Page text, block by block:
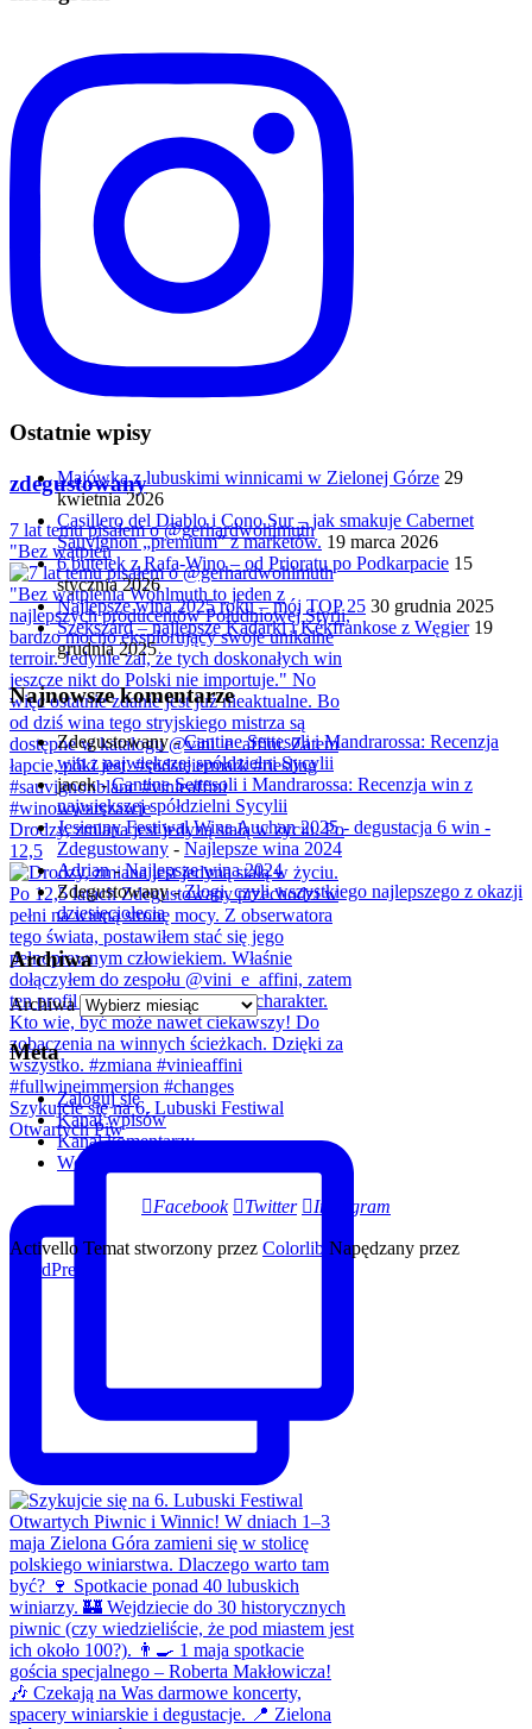
zdegustowany
7 lat temu pisałem o @gerhardwohlmuth
"Bez wątpien
Drodzy, zmiana jest jedyną stałą w życiu. Po
12,5
Szykujcie się na 6. Lubuski Festiwal
Otwartych Piw
Ostatnie wpisy
Majówka z lubuskimi winnicami w Zielonej Górze 29
kwietnia 2026
Casillero del Diablo i Cono Sur – jak smakuje Cabernet
Sauvignon „premium” z marketów. 19 marca 2026
6 butelek z Rafa-Wino – od Prioratu po Podkarpacie 15
stycznia 2026
Najlepsze wina 2025 roku – mój TOP 25 30 grudnia 2025
Szekszárd – najlepsze Kadarki i Kékfrankose z Węgier 19
grudnia 2025
Najnowsze komentarze
Zdegustowany-Cantine Settesoli i Mandrarossa: Recenzja
win z największej spółdzielni Sycylii
jacek-Cantine Settesoli i Mandrarossa: Recenzja win z
największej spółdzielni Sycylii
Jesienny Festiwal Wina Auchan 2025 - degustacja 6 win -
Zdegustowany - Najlepsze wina 2024
Adrian-Najlepsze wina 2024
Zdegustowany-Złogi, czyli wszystkiego najlepszego z okazji
dziesięciolecia
Archiwa
Archiwa
Meta
Zaloguj się
Kanał wpisów
Kanał komentarzy
WordPress.org
Facebook Twitter Instagram
Activello Temat stworzony przez Colorlib Napędzany przez
WordPress